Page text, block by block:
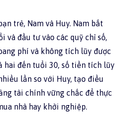
trẻ, Nam và Huy. Nam bắt
đầu tư vào các quỹ chỉ số,
phí và không tích lũy được
hai đến tuổi 30, số tiền tích lũy
lần so với Huy, tạo điều
tài chính vững chắc để thực
nhà hay khởi nghiệp.